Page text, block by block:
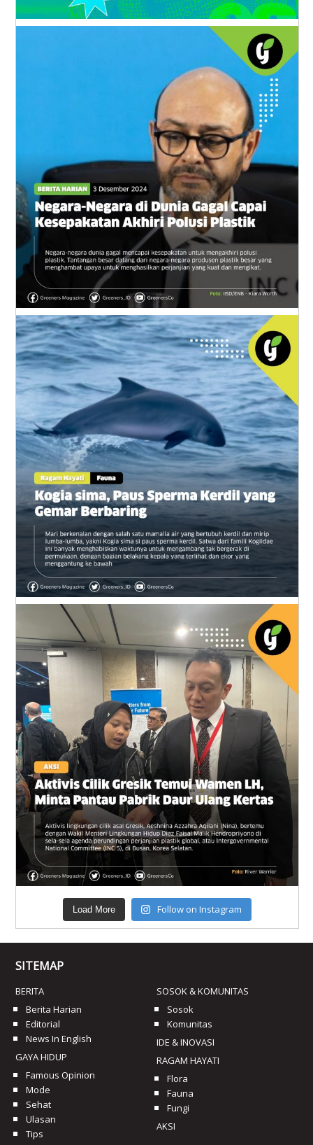
Load More Follow on Instagram
SITEMAP
BERITA
Berita Harian
Editorial
News In English
GAYA HIDUP
Famous Opinion
Mode
Sehat
Ulasan
Tips
SOSOK & KOMUNITAS
Sosok
Komunitas
IDE & INOVASI
RAGAM HAYATI
Flora
Fauna
Fungi
AKSI